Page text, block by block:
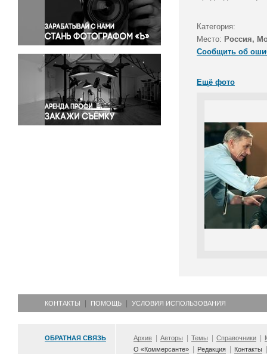
Правосудие
Происшествия и конфликты
Религия
Светская жизнь
Спорт
Экология
Экономика и бизнес
Категория:
Место: Россия,
Сообщить об
Ещё фото
КОНТАКТЫ ПОМОЩЬ УСЛОВИЯ ИСПОЛЬЗОВАНИЯ
ОБРАТНАЯ СВЯЗЬ Архив Авторы Темы Справочники
О «Коммерсанте»
Редакция Контакты